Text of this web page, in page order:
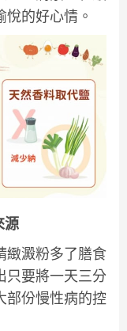
的好心情。
源
緻澱粉多了膳食
只要將一天三分
部份慢性病的控